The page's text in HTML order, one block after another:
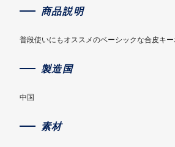
商品説明
普段使いにもオススメのベーシックな合皮キー
製造国
中国
素材